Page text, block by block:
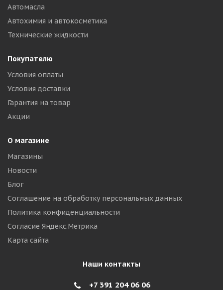
Автомасла
Автохимия и автокосметика
Технические жидкости
Покупателю
Условия оплаты
Условия доставки
Гарантия на товар
Акции
О магазине
Магазины
Новости
Блог
Соглашение на обработку персональных данных
Политика конфиденциальности
Согласие Яндекс.Метрика
Карта сайта
Наши контакты
+7 391 204 06 06